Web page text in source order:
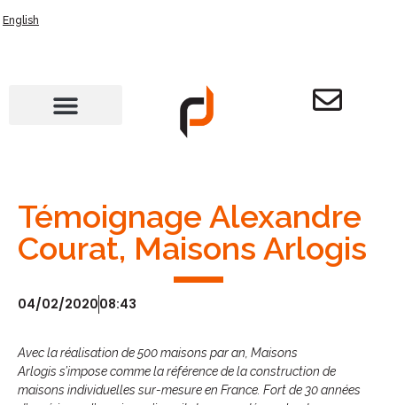
English
Témoignage Alexandre
Courat, Maisons Arlogis
04/02/202008:43
Avec la réalisation de 500 maisons par an, Maisons
Arlogis s’impose comme la référence de la construction de
maisons individuelles sur-mesure en France. Fort de 30 années